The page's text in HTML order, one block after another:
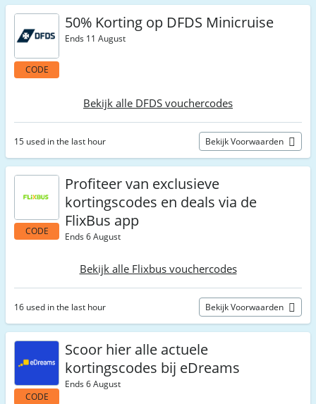
CODE
50% Korting op DFDS Minicruise
Ends 11 August
Bekijk alle DFDS vouchercodes
15 used in the last hour Bekijk Voorwaarden
CODE
Profiteer van exclusieve
kortingscodes en deals via de
FlixBus app
Ends 6 August
Bekijk alle Flixbus vouchercodes
16 used in the last hour Bekijk Voorwaarden
CODE
Scoor hier alle actuele
kortingscodes bij eDreams
Ends 6 August